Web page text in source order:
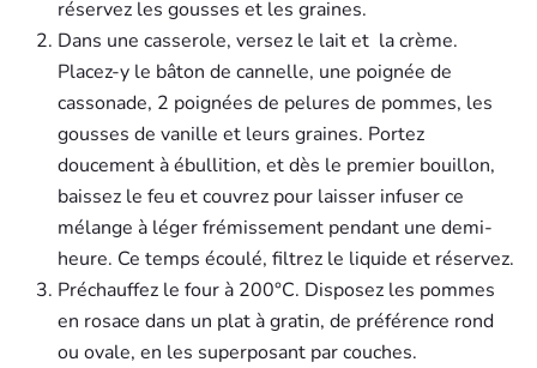
réservez les gousses et les graines.
Dans une casserole, versez le lait et la crème.
Placez-y le bâton de cannelle, une poignée de
cassonade, 2 poignées de pelures de pommes, les
gousses de vanille et leurs graines. Portez
doucement à ébullition, et dès le premier bouillon,
baissez le feu et couvrez pour laisser infuser ce
mélange à léger frémissement pendant une demi-
heure. Ce temps écoulé, filtrez le liquide et réservez.
Préchauffez le four à 200°C. Disposez les pommes
en rosace dans un plat à gratin, de préférence rond
ou ovale, en les superposant par couches.